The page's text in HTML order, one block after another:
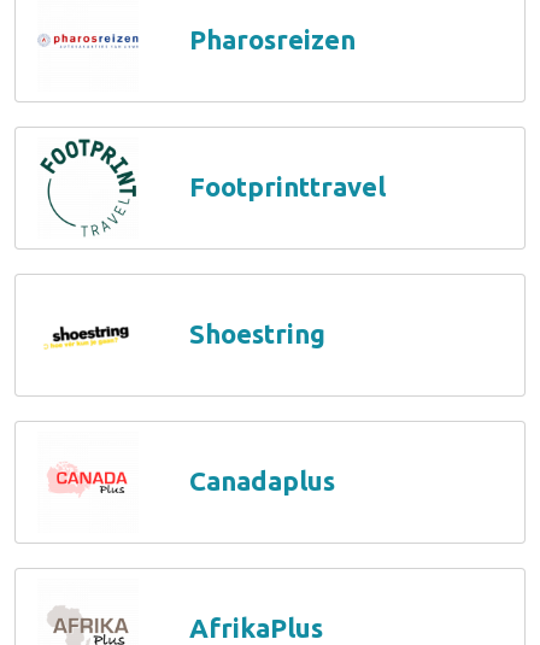
Pharosreizen
Footprinttravel
Shoestring
Canadaplus
AfrikaPlus